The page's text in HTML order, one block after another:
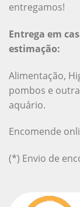
entregamos!
Entrega em
estimação:
Alimentação,
pombos e
aquário.
Encomende
(*) Envio de